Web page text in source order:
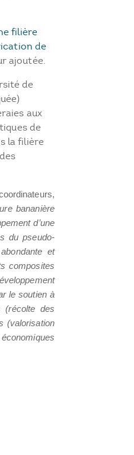
filière
de
ajoutée.
de
aux
de
la filière
bananière
d’une
du pseudo-
et
composites
le soutien à
(récolte des
(valorisation